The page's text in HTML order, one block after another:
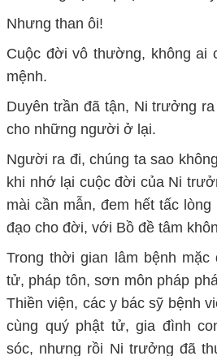
Nhưng than ôi!
Cuộc đời vô thường, không ai
mệnh.
Duyên trần đã tận, Ni trưởng
cho những người ở lại.
Người ra đi, chúng ta sao
khi nhớ lại cuộc đời của Ni
mài cần mẫn, đem hết tấc
đạo cho đời, với Bồ đề tâm
Trong thời gian lâm bệnh
tử, pháp tôn, sơn môn pháp
Thiền viện, các y bác sỹ bệnh
cùng quý phật tử, gia đình
sóc, nhưng rồi Ni trưởng đã